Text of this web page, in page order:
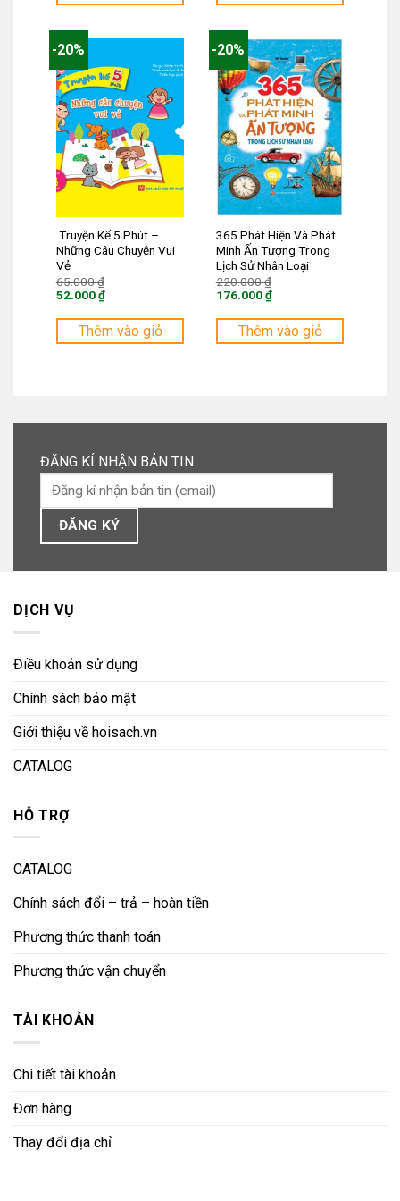
-20%
Truyện Kể 5 Phút –
Những Câu Chuyện Vui
Vẻ
65.000₫
65.000 ₫.
52.000₫
hiện
là:
Thêm vào giỏ
-20%
365 Phát Hiện Và Phát
Minh Ấn Tượng Trong
Lịch Sử Nhân Loại
220.000₫
220.000 ₫.
176.000₫
hiện
là:
Thêm vào giỏ
ĐĂNG KÍ NHẬN BẢN TIN
DỊCH VỤ
Điều khoản sử dụng
Chính sách bảo mật
Giới thiệu về hoisach.vn
CATALOG
HỖ TRỢ
CATALOG
Chính sách đổi – trả – hoàn tiền
Phương thức thanh toán
Phương thức vận chuyển
TÀI KHOẢN
Chi tiết tài khoản
Đơn hàng
Thay đổi địa chỉ